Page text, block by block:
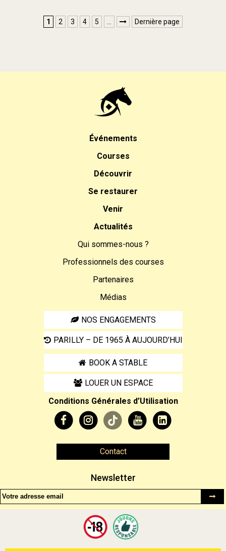
1 2 3 4 5  Dernière page
Événements
Courses
Découvrir
Se restaurer
Venir
Actualités
Qui sommes-nous ?
Professionnels des courses
Partenaires
Médias
NOS ENGAGEMENTS
PARILLY – DE 1965 À AUJOURD’HUI
BOOK A STABLE
LOUER UN ESPACE
Conditions Générales d’Utilisation
Contact
Newsletter